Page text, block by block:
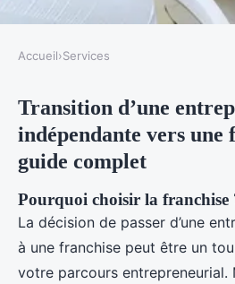
Transition d'une
indépendante vers
Accueil›Services
Transition d’une
indépendante vers une
guide complet
Pourquoi choisir la franchise
La décision de passer d’une
à une franchise peut être un
votre parcours